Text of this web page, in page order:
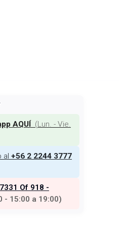
AQUÍ (Lun. - Vie.
al +56 2 2244 3777
Of 918 -
- 15:00 a 19:00)